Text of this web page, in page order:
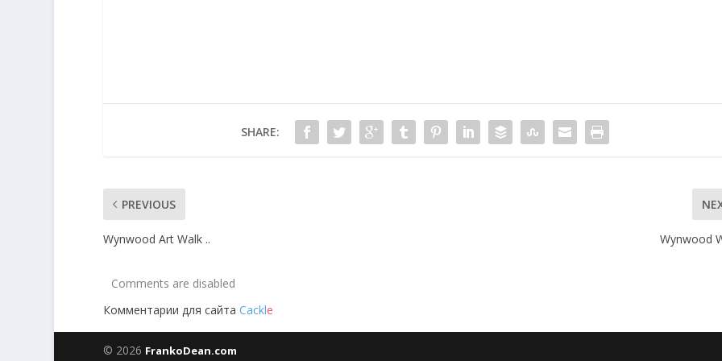
SHARE:
PREVIOUS
Wynwood Art Walk .. Wynwood
Comments are disabled
Комментарии для сайта Cackle
© 2026 FrankoDean.com